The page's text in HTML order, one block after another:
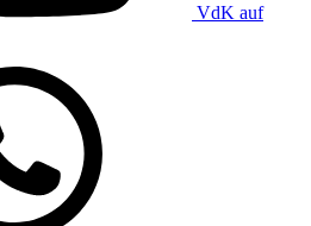
VdK auf